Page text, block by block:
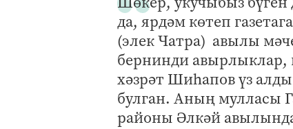
да, ярдәм көтеп
(элек Чатра) авылы
бернинди авырлыклар,
хәзрәт Шиһапов үз
булган. Аның мулласы
районы Әлкәй